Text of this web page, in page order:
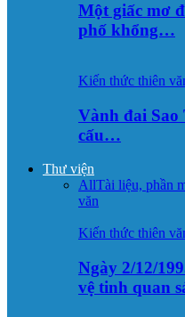
Một giấc mơ
phố khổng…
Kiến thức thiên
Vành đai Sao
cấu…
Thư viện
AllTài liệu, phần
văn
Kiến thức thiên
Ngày 2/12/
vệ tinh quan